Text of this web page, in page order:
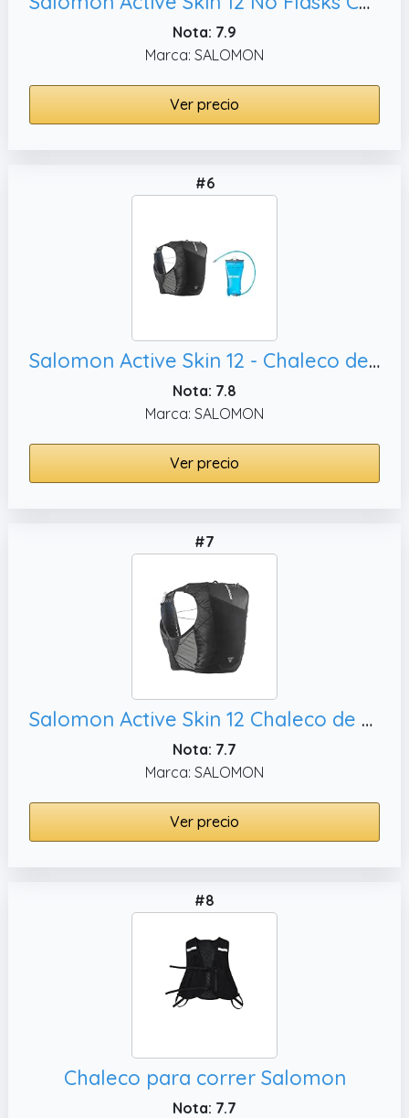
Nota: 7.9
Marca: SALOMON
Ver precio
#6
Salomon Active Skin 12 - Chaleco de hidratación y Almacenamiento con Bolsa de 1, Talla XS
Nota: 7.8
Marca: SALOMON
Ver precio
#7
Salomon Active Skin 12 Chaleco de Hidratación Trail Running Senderismo Trail Running Senderismo MTB Unisexo con frascos de hidratación incluidos, M
Nota: 7.7
Marca: SALOMON
Ver precio
#8
Chaleco para correr Salomon
Nota: 7.7